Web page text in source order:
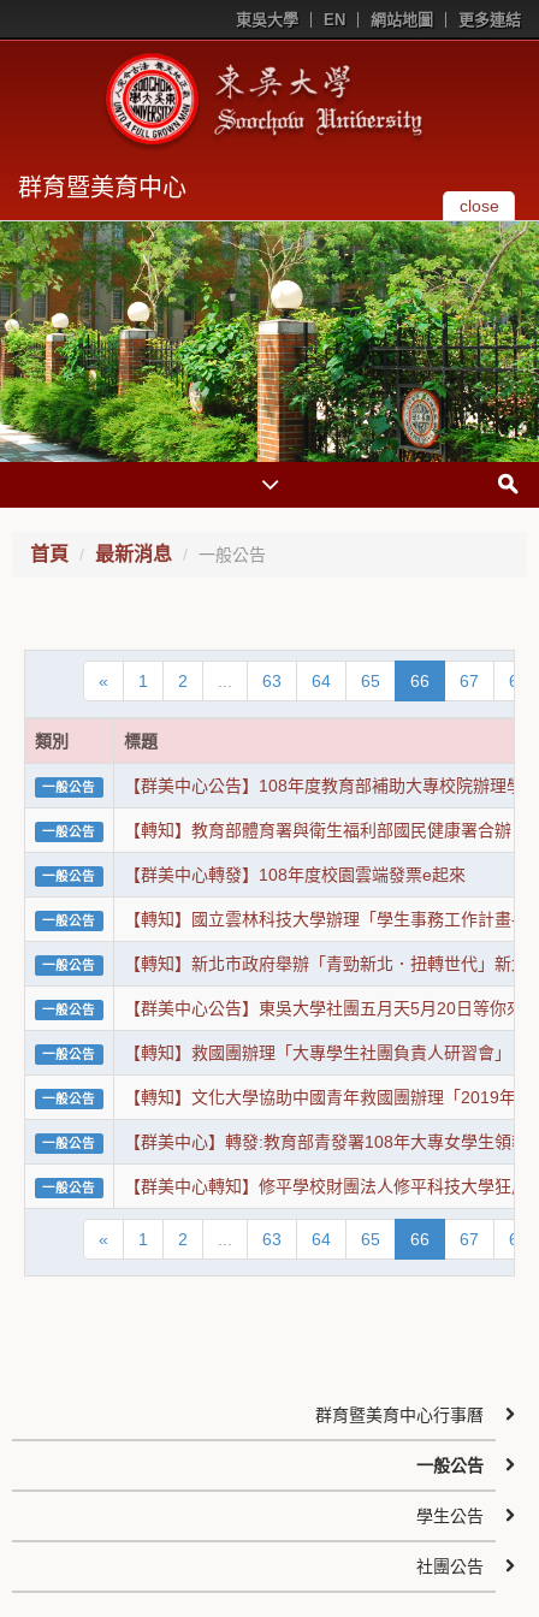
東吳大學 EN 網站地圖 更多連結
群育暨美育中心
close
首頁 最新消息 一般公告
« 1 2 63 64 65 66 67 68
類別 標題
一般公告 【群美中心公告】108年度教育部補助大專校院辦理
一般公告 【轉知】教育部體育署與衛生福利部國民健康署合辦
一般公告 【群美中心轉發】108年度校園雲端發票e起來
一般公告 【轉知】國立雲林科技大學辦理「學生事務工作計畫-
一般公告 【轉知】新北市政府舉辦「青勁新北．扭轉世代」新北
一般公告 【群美中心公告】東吳大學社團五月天5月20日等你來
一般公告 【轉知】救國團辦理「大專學生社團負責人研習會」
一般公告 【轉知】文化大學協助中國青年救國團辦理「2019年
一般公告 【群美中心】轉發:教育部青發署108年大專女學生領導
一般公告 【群美中心轉知】修平學校財團法人修平科技大學狂
« 1 2 63 64 65 66 67 68
群育暨美育中心行事曆
一般公告
學生公告
社團公告